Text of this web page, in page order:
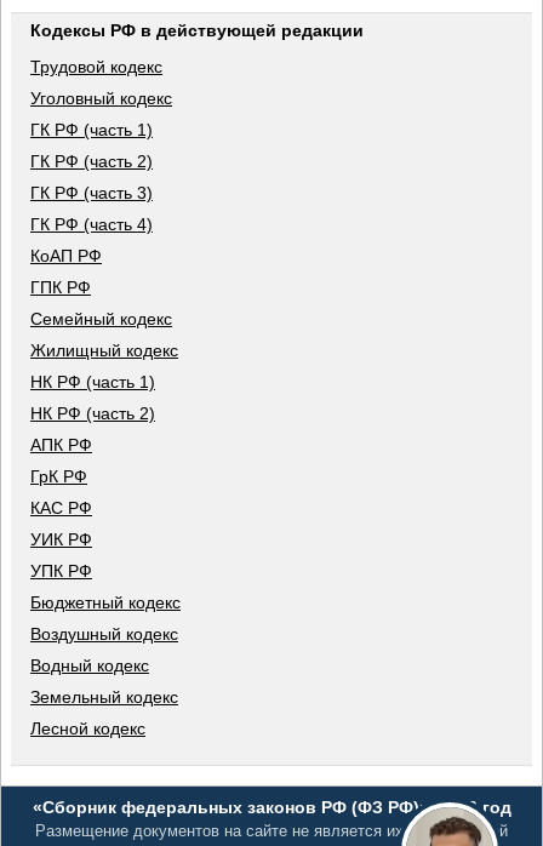
Кодексы РФ в действующей редакции
Трудовой кодекс
Уголовный кодекс
ГК РФ (часть 1)
ГК РФ (часть 2)
ГК РФ (часть 3)
ГК РФ (часть 4)
КоАП РФ
ГПК РФ
Семейный кодекс
Жилищный кодекс
НК РФ (часть 1)
НК РФ (часть 2)
АПК РФ
ГрК РФ
КАС РФ
УИК РФ
УПК РФ
Бюджетный кодекс
Воздушный кодекс
Водный кодекс
Земельный кодекс
Лесной кодекс
«Сборник федеральных законов РФ (ФЗ РФ)», 2026 год
Размещение документов на сайте не является их официальной